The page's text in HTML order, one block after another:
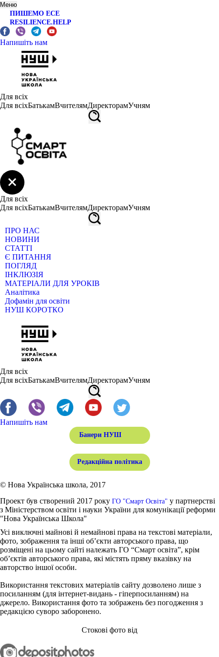
Меню
ПИШЕМО ЕСЕ
RESILIENCE.HELP
Напишіть нам
Для всіх
Для всіхБатькамВчителямДиректорамУчням
Для всіх
Для всіхБатькамВчителямДиректорамУчням
ПРО НАС
НОВИНИ
СТАТТІ
Є ПИТАННЯ
ПОГЛЯД
ІНКЛЮЗІЯ
МАТЕРІАЛИ ДЛЯ УРОКІВ
Аналітика
Дофамін для освіти
НУШ КОРОТКО
Для всіх
Для всіхБатькамВчителямДиректорамУчням
Напишіть нам
Банери НУШ
Редакційна політика
© Нова Українська школа, 2017
Проект був створений 2017 року ГО "Смарт Освіта" у партнерстві
з Міністерством освіти і науки України для комунікації реформи
"Нова Українська Школа"
Усі виключні майнові й немайнові права на текстові матеріали,
фото, зображення та інші об’єкти авторського права, що
розміщені на цьому сайті належать ГО “Смарт освіта”, крім
об’єктів авторського права, які містять пряму вказівку на
авторство іншої особи.
Використання текстових матеріалів сайту дозволено лише з
посиланням (для інтернет-видань - гіперпосиланням) на
джерело. Використання фото та зображень без погодження з
редакцією суворо заборонено.
Стокові фото від